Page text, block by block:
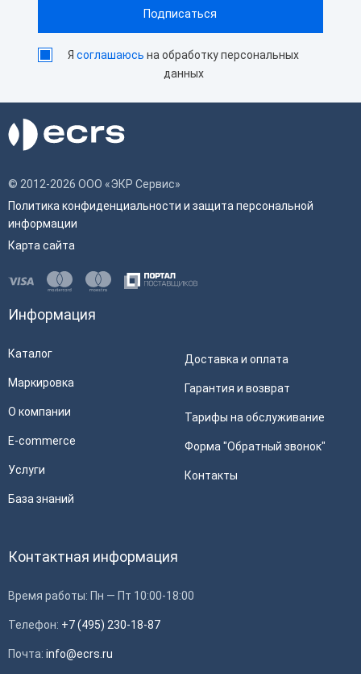
Ясоглашаюсь на обработку персональных
данных
© 2012-2026 ООО «ЭКР Сервис»
Политика конфиденциальности и защита персональной
информации
Карта сайта
Информация
Каталог
Маркировка
О компании
E-commerce
Услуги
База знаний
Доставка и оплата
Гарантия и возврат
Тарифы на обслуживание
Форма "Обратный звонок"
Контакты
Контактная информация
Время работы: Пн — Пт 10:00-18:00
Телефон: +7 (495) 230-18-87
Почта: info@ecrs.ru